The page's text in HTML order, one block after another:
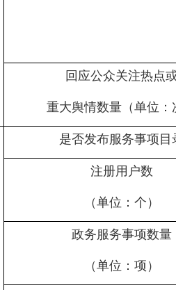
回应公众关注热点
重大舆情数量（单位：
是否发布服务事项目
注册用户数
（单位：个）
政务服务事项数量
（单位：项）